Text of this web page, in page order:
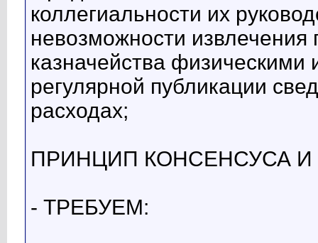
коллегиальности их
невозможности
казначейства
регулярной публикации
расходах;
ПРИНЦИП КОНСЕНСУСА
- ТРЕБУЕМ: